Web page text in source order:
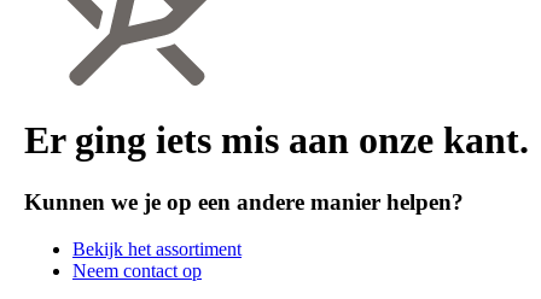
Er ging iets mis aan onze kant.
Kunnen we je op een andere manier helpen?
Bekijk het assortiment
Neem contact op